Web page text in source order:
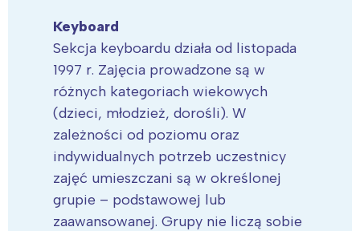
Keyboard
Sekcja keyboardu działa od listopada
1997 r. Zajęcia prowadzone są w
różnych kategoriach wiekowych
(dzieci, młodzież, dorośli). W
zależności od poziomu oraz
indywidualnych potrzeb uczestnicy
zajęć umieszczani są w określonej
grupie – podstawowej lub
zaawansowanej. Grupy nie liczą sobie